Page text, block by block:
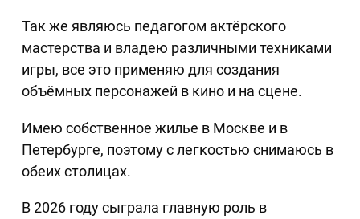
Так же являюсь педагогом актёрского
мастерства и владею различными техниками
игры, все это применяю для создания
объёмных персонажей в кино и на сцене.
Имею собственное жилье в Москве и в
Петербурге, поэтому с легкостью снимаюсь в
обеих столицах.
В 2026 году сыграла главную роль в